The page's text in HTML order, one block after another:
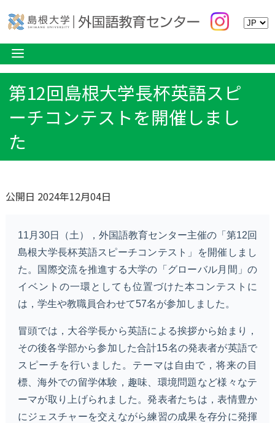
第12回島根大学長杯英語スピ
ーチコンテストを開催しまし
た
公開日 2024年12月04日
11月30日（土），外国語教育センター主催の「第12回
島根大学長杯英語スピーチコンテスト」を開催しまし
た。国際交流を推進する大学の「グローバル月間」の
イベントの一環としても位置づけた本コンテストに
は，学生や教職員合わせて57名が参加しました。
冒頭では，大谷学長から英語による挨拶から始まり，
その後各学部から参加した合計15名の発表者が英語で
スピーチを行いました。テーマは自由で，将来の目
標、海外での留学体験，趣味、環境問題など様々なテ
ーマが取り上げられました。発表者たちは，表情豊か
にジェスチャーを交えながら練習の成果を存分に発揮